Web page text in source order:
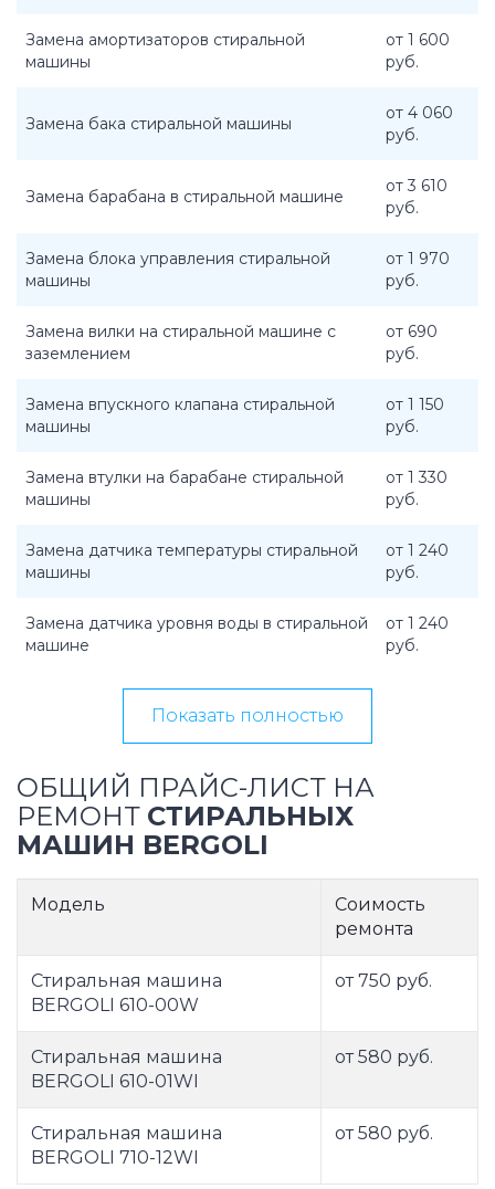
Замена амортизаторов стиральной
машины
от 1 600
руб.
Замена бака стиральной машины
от 4 060
руб.
Замена барабана в стиральной машине
от 3 610
руб.
Замена блока управления стиральной
машины
от 1 970
руб.
Замена вилки на стиральной машине с
заземлением
от 690
руб.
Замена впускного клапана стиральной
машины
от 1 150
руб.
Замена втулки на барабане стиральной
машины
от 1 330
руб.
Замена датчика температуры стиральной
машины
от 1 240
руб.
Замена датчика уровня воды в стиральной
машине
от 1 240
руб.
Показать полностью
ОБЩИЙ ПРАЙС-ЛИСТ НА
РЕМОНТ СТИРАЛЬНЫХ
МАШИН BERGOLI
Модель
Соимость
ремонта
Стиральная машина
BERGOLI 610-00W
от 750 руб.
Стиральная машина
BERGOLI 610-01WI
от 580 руб.
Стиральная машина
BERGOLI 710-12WI
от 580 руб.